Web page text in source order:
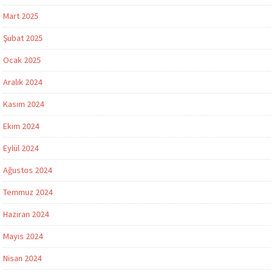
Mart 2025
Şubat 2025
Ocak 2025
Aralık 2024
Kasım 2024
Ekim 2024
Eylül 2024
Ağustos 2024
Temmuz 2024
Haziran 2024
Mayıs 2024
Nisan 2024